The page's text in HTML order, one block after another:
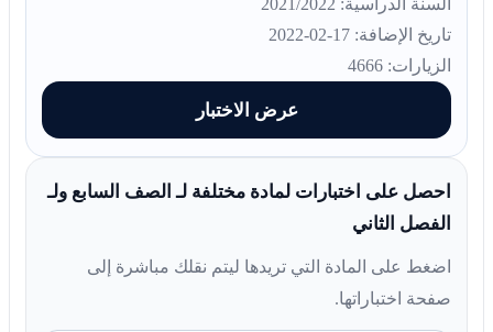
السنة الدراسية: 2021/2022
تاريخ الإضافة: 17-02-2022
الزيارات: 4666
عرض الاختبار
احصل على اختبارات لمادة مختلفة لـ الصف السابع ولـ
الفصل الثاني
اضغط على المادة التي تريدها ليتم نقلك مباشرة إلى
صفحة اختباراتها.